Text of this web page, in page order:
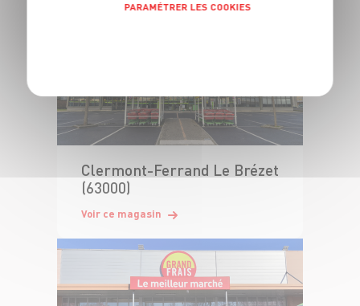
Clermont-Ferrand Le Brézet
(63000)
Voir ce magasin
PARAMÉTRER LES COOKIES